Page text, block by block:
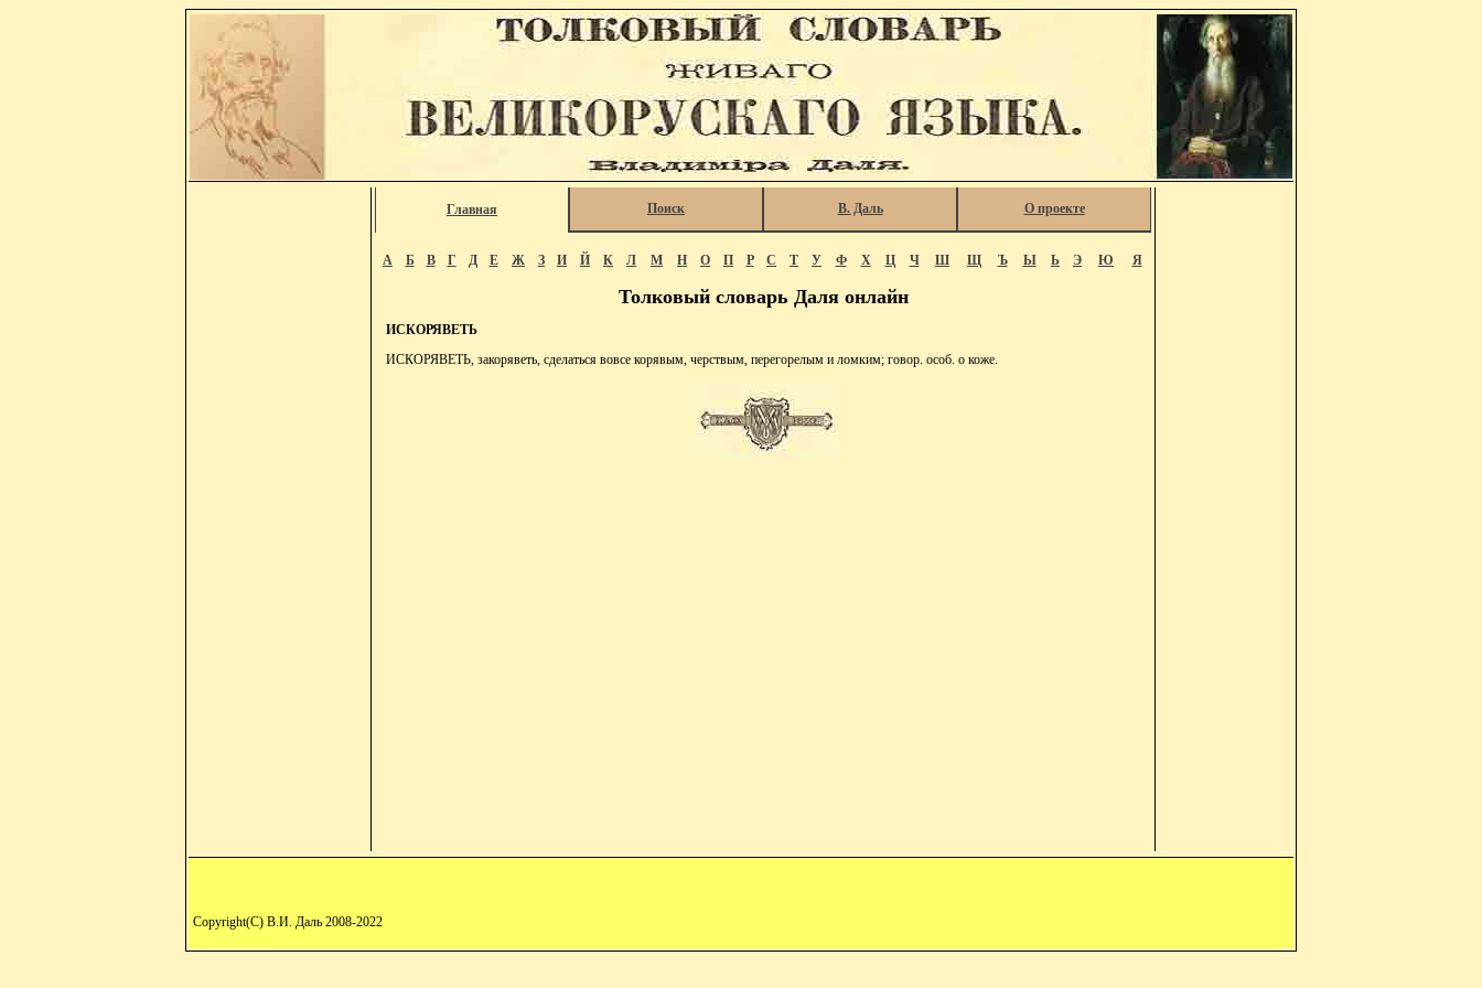
Главная Поиск В. Даль О проекте
А Б В Г Д Е Ж З И Й К Л М Н О П Р С Т У Ф Х Ц Ч Ш Щ Ъ Ы Ь Э Ю Я
Толковый словарь Даля онлайн
ИСКОРЯВЕТЬ
ИСКОРЯВЕТЬ, закоряветь, сделаться вовсе корявым, черствым, перегорелым и ломким; говор. особ. о коже.
Copyright(C) В.И. Даль 2008-2022